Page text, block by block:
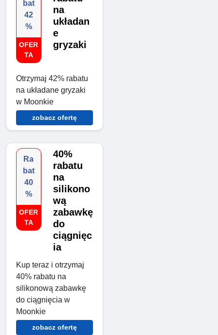
bat
42
%
OFER
TA
na
układan
e
gryzaki
Otrzymaj 42% rabatu
na układane gryzaki
w Moonkie
zobacz ofertę
Ra
bat
40
%
OFER
TA
40%
rabatu
na
silikono
wą
zabawkę
do
ciągnięc
ia
Kup teraz i otrzymaj
40% rabatu na
silikonową zabawkę
do ciągnięcia w
Moonkie
zobacz ofertę